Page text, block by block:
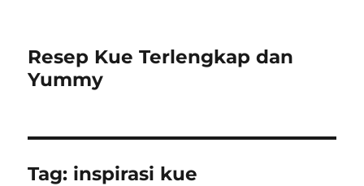
Resep Kue Terlengkap dan
Yummy
Tag: inspirasi kue